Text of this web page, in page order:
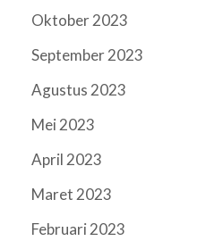
Oktober 2023
September 2023
Agustus 2023
Mei 2023
April 2023
Maret 2023
Februari 2023